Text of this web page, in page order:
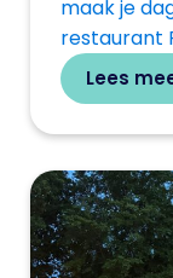
maak je
restaurant
Lees